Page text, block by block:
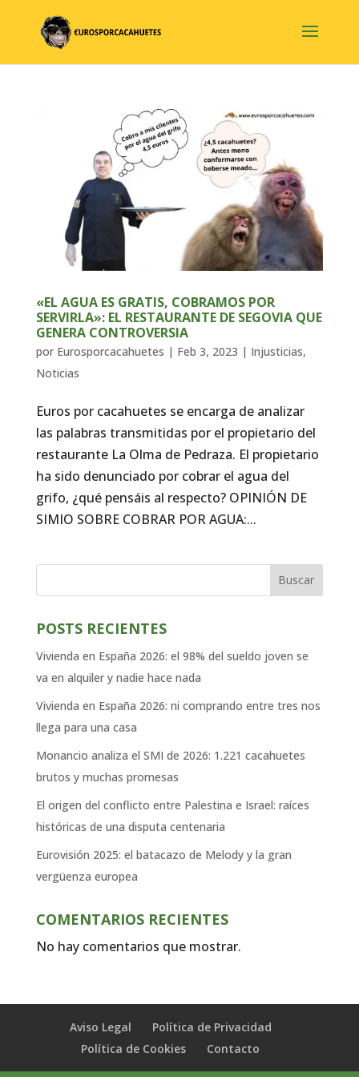
«EL AGUA ES GRATIS, COBRAMOS POR
SERVIRLA»: EL RESTAURANTE DE SEGOVIA QUE
GENERA CONTROVERSIA
por Eurosporcacahuetes | Feb 3, 2023 | Injusticias,
Noticias
Euros por cacahuetes se encarga de analizar
las palabras transmitidas por el propietario del
restaurante La Olma de Pedraza. El propietario
ha sido denunciado por cobrar el agua del
grifo, ¿qué pensáis al respecto? OPINIÓN DE
SIMIO SOBRE COBRAR POR AGUA:...
Buscar
POSTS RECIENTES
Vivienda en España 2026: el 98% del sueldo joven se
va en alquiler y nadie hace nada
Vivienda en España 2026: ni comprando entre tres nos
llega para una casa
Monancio analiza el SMI de 2026: 1.221 cacahuetes
brutos y muchas promesas
El origen del conflicto entre Palestina e Israel: raíces
históricas de una disputa centenaria
Eurovisión 2025: el batacazo de Melody y la gran
vergüenza europea
COMENTARIOS RECIENTES
No hay comentarios que mostrar.
Aviso Legal
Política de Privacidad
Política de Cookies
Contacto